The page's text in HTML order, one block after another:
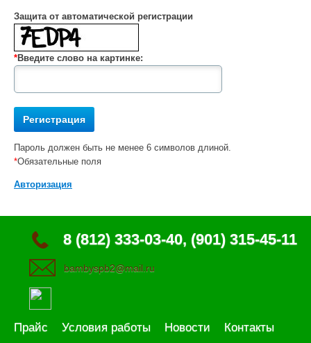
Защита от автоматической регистрации
*Введите слово на картинке:
Пароль должен быть не менее 6 символов длиной.
*Обязательные поля
Авторизация
8 (812) 333-03-40, (901) 315-45-11
bambyspb2@mail.ru
Прайс Условия работы Новости Контакты